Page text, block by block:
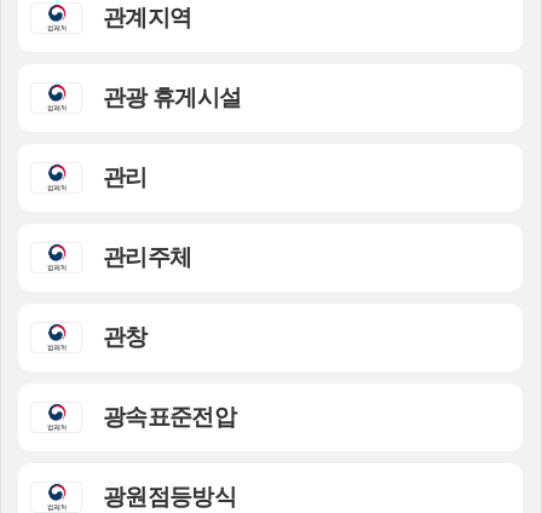
관계지역
관광 휴게시설
관리
관리주체
관창
광속표준전압
광원점등방식